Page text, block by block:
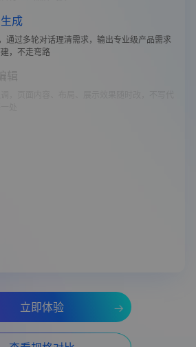
成
通过多轮对话理清需求，输出专业级产品需求
，不走弯路
辑
立即体验